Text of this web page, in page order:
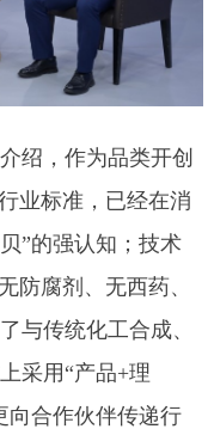
绍，作为品类开创
业标准，已经在消
”的强认知；技术
防腐剂、无西药、
与传统化工合成、
采用“产品+理
向合作伙伴传递行